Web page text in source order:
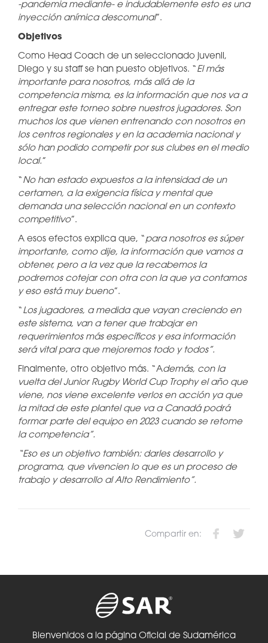
-pandemia mediante- e indudablemente esto es una
inyección anímica descomunal”.
Objetivos
Como Head Coach de un seleccionado juvenil,
Diego y su staff se han puesto objetivos. “ El más
importante para nosotros, más allá de la
competencia misma, es la información que nos va a
entregar este torneo sobre nuestros jugadores. Son
muchos los que vienen entrenando con nosotros en
los centros regionales y en la academia nacional y
sólo han podido competir por sus clubes en el medio
local.”
“ No han estado expuestos a la intensidad de un
certamen, a la exigencia física y mental que
demanda una selección nacional en un contexto
competitivo”.
A esos efectos explica que, “para nosotros es súper
importante, como dije, la información que vamos a
obtener, pero a la vez que la recabemos la
podremos cotejar con otra con la que ya contamos
y eso está muy bueno”.
“ Los jugadores, a medida que vayan creciendo en
este sistema, van a tener que trabajar en
requerimientos más específicos y esa información
será vital para que mejoremos todo y todos”.
Finalmente, otro objetivo más. “Además, con la
vuelta del Junior Rugby World Cup Trophy el año que
viene, nos viene excelente verlos en acción ya que
la mitad de este plantel que va a Canadá podrá
formar parte del equipo en 2023 cuando se retome
la competencia”.
“Eso es un objetivo también: darles desarrollo y
programa, que vivencien lo que es un proceso de
trabajo y desarrollo al Alto Rendimiento”.
Compartir en:
Bienvenidos a la página Oficial de Sudamérica